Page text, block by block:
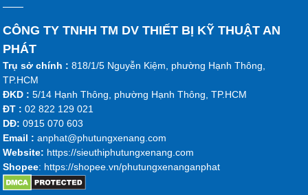
CÔNG TY TNHH TM DV THIẾT BỊ KỸ THUẬT AN
PHÁT
Trụ sở chính : 818/1/5 Nguyễn Kiệm, phường Hạnh Thông,
TP.HCM
ĐKD :5/14 Hạnh Thông, phường Hạnh Thông, TP.HCM
ĐT : 02 822 129 021
DĐ:0915 070 603
Email :anphat@phutungxenang.com
Website: https://sieuthiphutungxenang.com
Shopee: https://shopee.vn/phutungxenanganphat